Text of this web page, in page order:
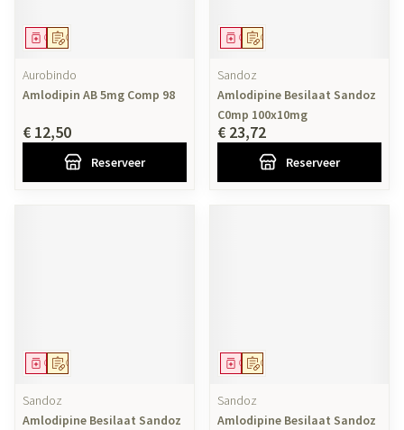
Op voorschrift
Geneesmiddel
Aurobindo
Amlodipin AB 5mg Comp 98
€ 12,50
Reserveer
Op voorschrift
Geneesmiddel
Sandoz
Amlodipine Besilaat Sandoz
C0mp 100x10mg
€ 23,72
Reserveer
Op voorschrift
Geneesmiddel
Sandoz
Amlodipine Besilaat Sandoz
Op voorschrift
Geneesmiddel
Sandoz
Amlodipine Besilaat Sandoz